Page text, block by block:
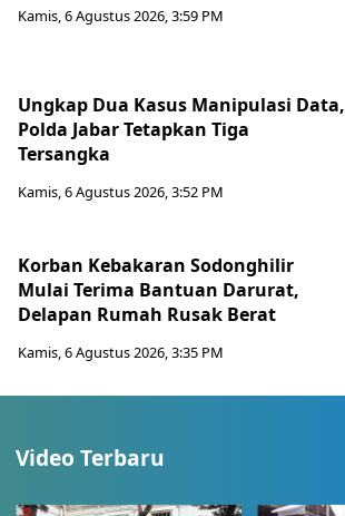
Kamis, 6 Agustus 2026, 3:59 PM
Ungkap Dua Kasus Manipulasi Data,
Polda Jabar Tetapkan Tiga
Tersangka
Kamis, 6 Agustus 2026, 3:52 PM
Korban Kebakaran Sodonghilir
Mulai Terima Bantuan Darurat,
Delapan Rumah Rusak Berat
Kamis, 6 Agustus 2026, 3:35 PM
Video Terbaru